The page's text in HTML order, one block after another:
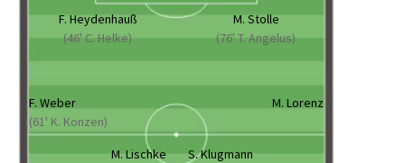
F. Heydenhauß
(46' C. Helke)
M. Stolle
(76' T. Angelus)
F. Weber
(61' K. Konzen)
M. Lorenz
M. Lischke S. Klugmann